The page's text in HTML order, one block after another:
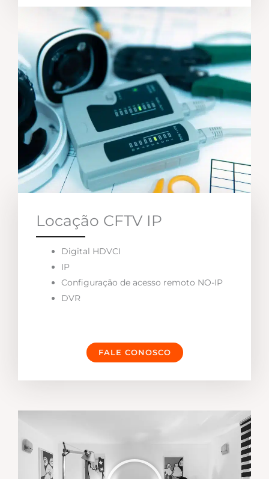
Locação CFTV IP
Digital HDVCI
IP
Configuração de acesso remoto NO-IP
DVR
FALE CONOSCO